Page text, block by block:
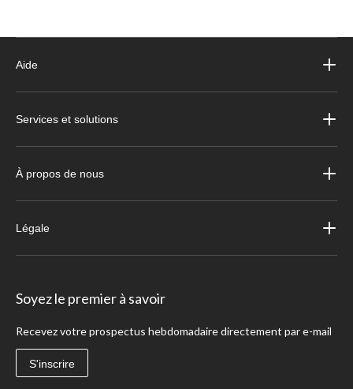
Aide
Services et solutions
À propos de nous
Légale
Soyez le premier à savoir
Recevez votre prospectus hebdomadaire directement par e-mail
S'inscrire